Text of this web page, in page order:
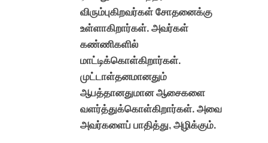
விரும்புகிறவர்கள் சோதனைக்கு
உள்ளாகிறார்கள். அவர்கள்
கண்ணிகளில்
மாட்டிக்கொள்கிறார்கள்.
முட்டாள்தனமானதும்
ஆபத்தானதுமான ஆசைகளை
வளர்த்துக்கொள்கிறார்கள். அவை
அவர்களைப் பாதித்து, அழிக்கும்.